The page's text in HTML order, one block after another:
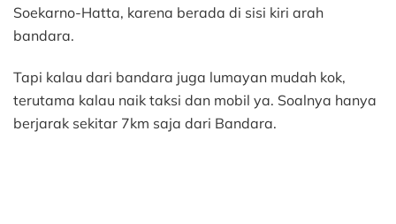
Soekarno-Hatta, karena berada di sisi kiri arah
bandara.
Tapi kalau dari bandara juga lumayan mudah kok,
terutama kalau naik taksi dan mobil ya. Soalnya hanya
berjarak sekitar 7km saja dari Bandara.